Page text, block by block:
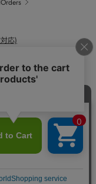
応)
～18：00）
日10：30～18：00）